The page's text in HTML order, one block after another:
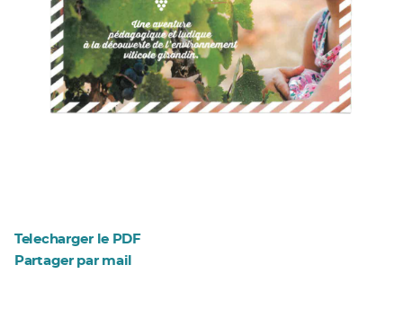
Telecharger le PDF
Partager par mail